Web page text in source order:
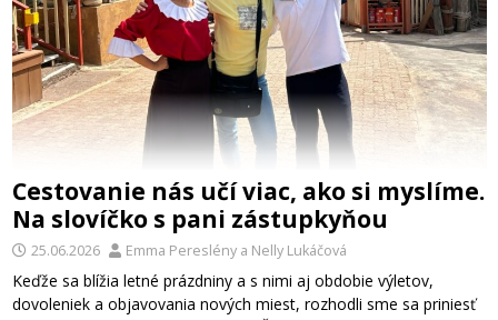
Cestovanie nás učí viac, ako si myslíme.
Na slovíčko s pani zástupkyňou
25.06.2026 Emma Pereslénya Nelly Lukáčová
Keďže sa blížia letné prázdniny a s nimi aj obdobie výletov,
dovoleniek a objavovania nových miest, rozhodli sme sa priniesť